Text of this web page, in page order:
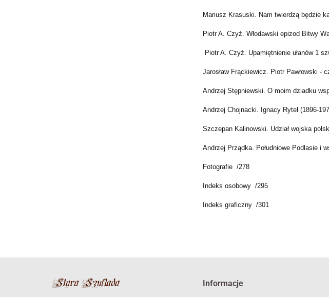
Mariusz Krasuski. Nam twierdzą będzie
Piotr A. Czyż. Włodawski epizod Bitwy
Piotr A. Czyż. Upamiętnienie ułanów 1
Jarosław Frąckiewicz. Piotr Pawłowski
Andrzej Stępniewski. O moim dziadku
Andrzej Chojnacki. Ignacy Rytel (1896-
Szczepan Kalinowski. Udział wojska
Andrzej Prządka. Południowe Podlasie i
Fotografie /278
Indeks osobowy /295
Indeks graficzny /301
Informacje